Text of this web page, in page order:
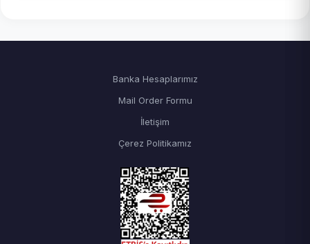
Banka Hesaplarımız
Mail Order Formu
İletişim
Çerez Politikamız